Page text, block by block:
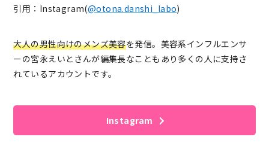
引用：Instagram(@otona.danshi_labo)
大人の男性向けのメンズ美容を発信。美容系インフルエンサ
ーの宮永えいとさんが編集長なこともあり多くの人に支持さ
れているアカウントです。
Instagram